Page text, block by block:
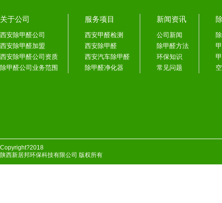
关于公司
西安除甲醛公司
西安除甲醛加盟
西安除甲醛公司资质
除甲醛公司业务范围
服务项目
西安甲醛检测
西安除甲醛
西安汽车除甲醛
除甲醛净化器
新闻资讯
公司新闻
除甲醛方法
环保知识
常见问题
Copyright?2018
陕西新居邦环保科技有限公司 版权所有